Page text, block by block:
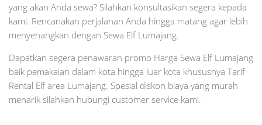
yang akan Anda sewa? Silahkan konsultasikan segera kepada
kami. Rencanakan perjalanan Anda hingga matang agar lebih
menyenangkan dengan Sewa Elf Lumajang.
Dapatkan segera penawaran promo Harga Sewa Elf Lumajang
baik pemakaian dalam kota hingga luar kota khususnya Tarif
Rental Elf area Lumajang. Spesial diskon biaya yang murah
menarik silahkan hubungi customer service kami.